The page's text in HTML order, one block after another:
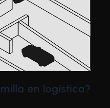
en logística?